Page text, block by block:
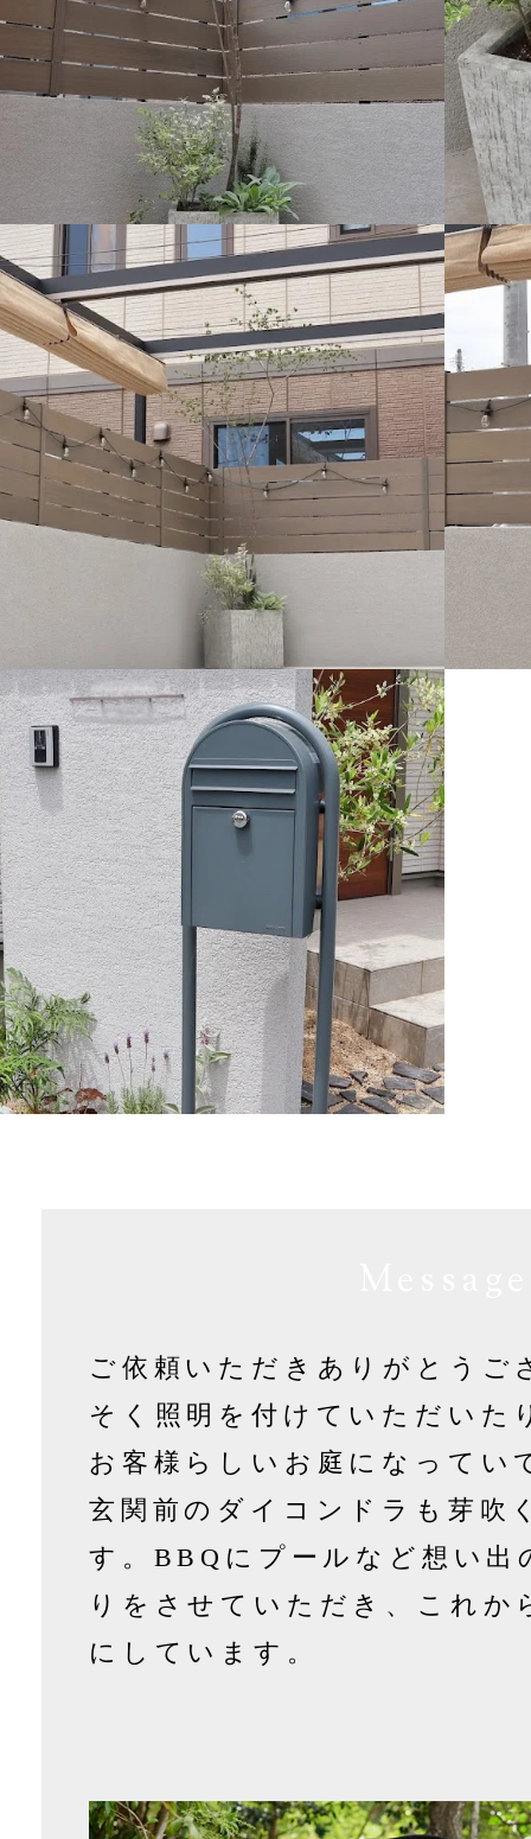
ご依頼いただきありがとうご
そく照明を付けていただいた
お客様らしいお庭になってい
玄関前のダイコンドラも芽吹
す。BBQにプールなど想い出
りをさせていただき、これか
にしています。